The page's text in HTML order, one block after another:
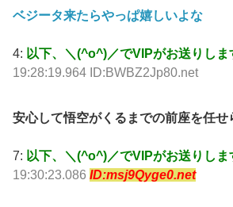
ベジータ来たらやっぱ嬉しいよな
4: 以下、＼(^o^)／でVIPがお送りしま
19:28:19.964 ID:BWBZ2Jp80.net
安心して悟空がくるまでの前座を任せ
7: 以下、＼(^o^)／でVIPがお送りしま
19:30:23.086 ID:msj9Qyge0.net